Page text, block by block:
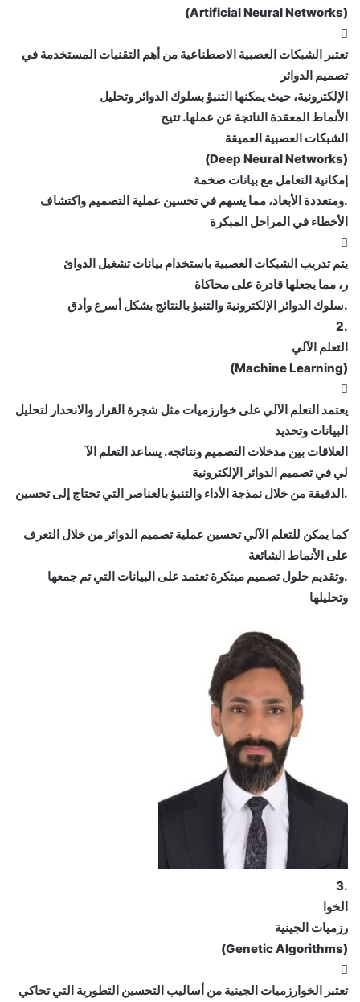
(Artificial Neural Networks)

تعتبر الشبكات العصبية الاصطناعية من أهم التقنيات المستخدمة في
تصميم الدوائر
الإلكترونية، حيث يمكنها التنبؤ بسلوك الدوائر وتحليل
الأنماط المعقدة الناتجة عن عملها. تتيح
الشبكات العصبية العميقة
(Deep Neural Networks)
إمكانية التعامل مع بيانات ضخمة
.ومتعددة الأبعاد، مما يسهم في تحسين عملية التصميم واكتشاف
الأخطاء في المراحل المبكرة

يتم تدريب الشبكات العصبية باستخدام بيانات تشغيل الدوائ
ر، مما يجعلها قادرة على محاكاة
.سلوك الدوائر الإلكترونية والتنبؤ بالنتائج بشكل أسرع وأدق
.2
التعلم الآلي
(Machine Learning)

يعتمد التعلم الآلي على خوارزميات مثل شجرة القرار والانحدار لتحليل
البيانات وتحديد
العلاقات بين مدخلات التصميم ونتائجه. يساعد التعلم الآ
لي في تصميم الدوائر الإلكترونية
.الدقيقة من خلال نمذجة الأداء والتنبؤ بالعناصر التي تحتاج إلى تحسين
كما يمكن للتعلم الآلي تحسين عملية تصميم الدوائر من خلال التعرف
على الأنماط الشائعة
.وتقديم حلول تصميم مبتكرة تعتمد على البيانات التي تم جمعها
وتحليلها
.3
الخوا
رزميات الجينية
(Genetic Algorithms)

تعتبر الخوارزميات الجينية من أساليب التحسين التطورية التي تحاكي